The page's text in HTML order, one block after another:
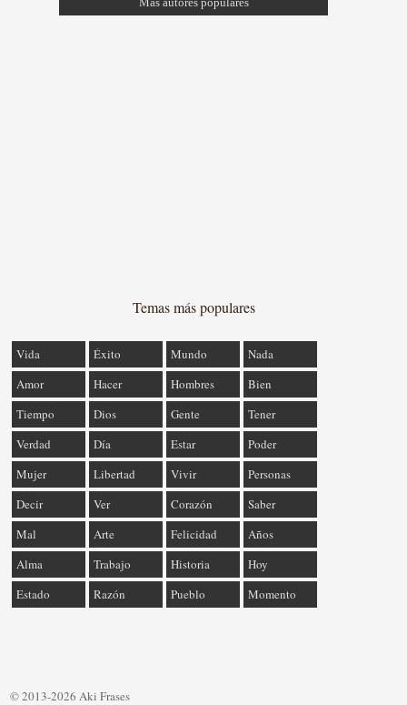
Temas más populares
Vida Éxito Mundo
Nada
Amor
Hacer Hombres
Bien
Tiempo
Dios Gente
Tener
Verdad
Día Estar
Poder
Mujer
Libertad Vivir
Personas
Decir
Ver Corazón
Saber
Mal
Arte Felicidad
Años
Alma
Trabajo Historia
Hoy
Estado
Razón Pueblo Momento
© 2013-2026 Aki Frases